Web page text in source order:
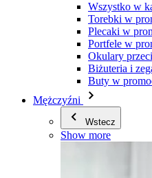
Wszystko w
Torebki w
Plecaki w
Portfele w
Okulary
Biżuteria i
Buty w
Mężczyźni
Wstecz
Show more